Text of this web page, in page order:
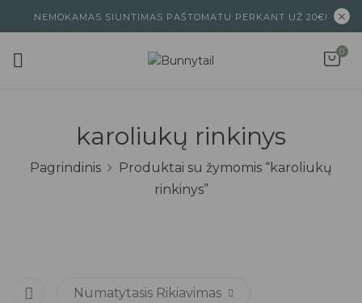
NEMOKAMAS SIUNTIMAS PAŠTOMATU PERKANT UŽ 20€!
0
karoliukų rinkinys
Pagrindinis
Produktai su žymomis “karoliukų
rinkinys”
Numatytasis Rikiavimas